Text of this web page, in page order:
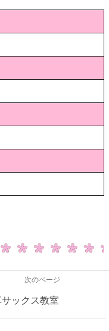
次のページ
ックス教室